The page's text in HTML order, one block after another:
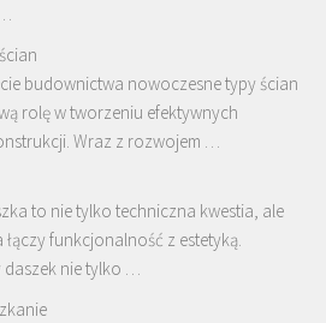
budownictwa nowoczesne typy ścian
rolę w tworzeniu efektywnych
Wraz z rozwojem …
to nie tylko techniczna kwestia, ale
funkcjonalność z estetyką.
nie tylko …